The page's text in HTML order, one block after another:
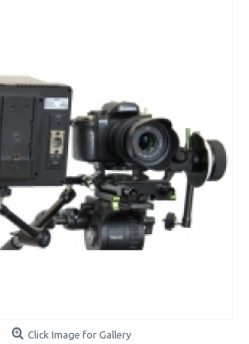
Click Image for Gallery